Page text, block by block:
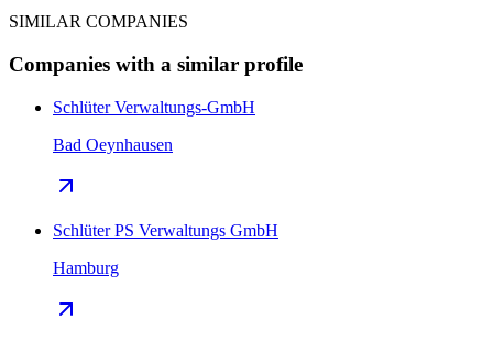
SIMILAR COMPANIES
Companies with a similar profile
Schlüter Verwaltungs-GmbH
Bad Oeynhausen
Schlüter PS Verwaltungs GmbH
Hamburg